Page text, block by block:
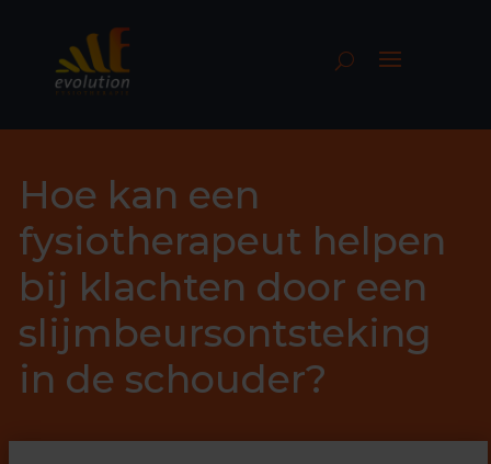
Hoe kan een
fysiotherapeut helpen
bij klachten door een
slijmbeursontsteking
in de schouder?